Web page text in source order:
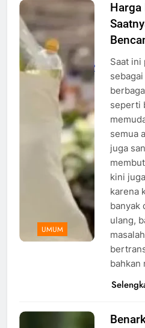
Ilustrasi
Mengganti
tas plastik,
Foto:
ILUSTRASI/YAYASAN
IAR
INDONESIA
UMUM
Harga
Saat ini
seperti
semua
juga
kini
karena
banyak
ulang,
bahkan